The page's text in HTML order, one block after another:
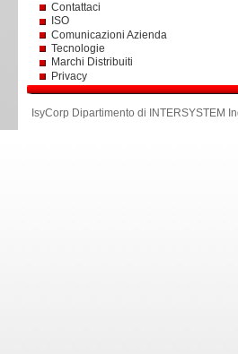
Contattaci
ISO
Comunicazioni Azienda
Tecnologie
Marchi Distribuiti
Privacy
IsyCorp Dipartimento di INTERSYSTEM